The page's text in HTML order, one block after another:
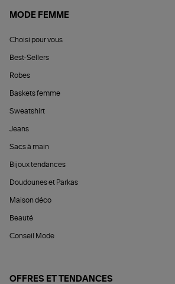
MODE FEMME
Choisi pour vous
Best-Sellers
Robes
Baskets femme
Sweatshirt
Jeans
Sacs à main
Bijoux tendances
Doudounes et Parkas
Maison déco
Beauté
Conseil Mode
OFFRES ET TENDANCES